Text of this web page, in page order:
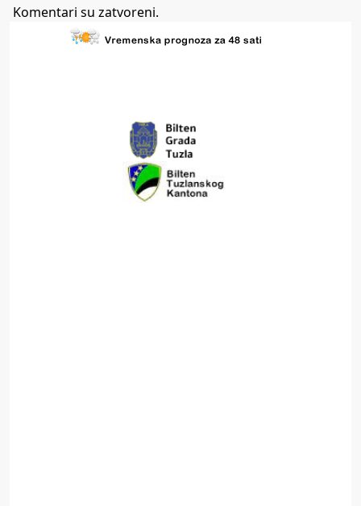
Komentari su zatvoreni.